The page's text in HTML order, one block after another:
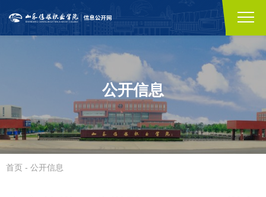
公开信息
首页 - 公开信息